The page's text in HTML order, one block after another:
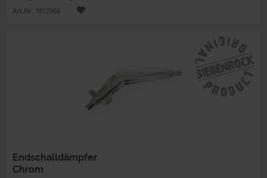
Art.Nr. 1812966
Endschalldämpfer
Chrom